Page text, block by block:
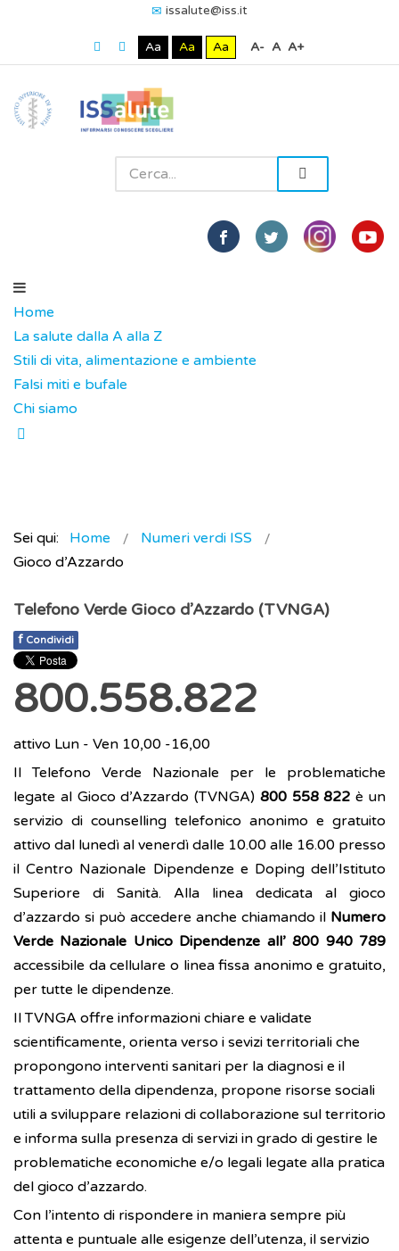
issalute@iss.it
Aa Aa Aa A- A A+
Home
La salute dalla A alla Z
Stili di vita, alimentazione e ambiente
Falsi miti e bufale
Chi siamo
Sei qui: Home
Numeri verdi ISS
Gioco d’Azzardo
Telefono Verde Gioco d’Azzardo (TVNGA)
f Condividi
800.558.822
attivo Lun - Ven 10,00 -16,00
Il Telefono Verde Nazionale per le problematiche
legate al Gioco d’Azzardo (TVNGA) 800 558 822 è un
servizio di counselling telefonico anonimo e gratuito
attivo dal lunedì al venerdì dalle 10.00 alle 16.00 presso
il Centro Nazionale Dipendenze e Doping dell’Istituto
Superiore di Sanità. Alla linea dedicata al gioco
d’azzardo si può accedere anche chiamando il Numero
Verde Nazionale Unico Dipendenze all’ 800 940 789
accessibile da cellulare o linea fissa anonimo e gratuito,
per tutte le dipendenze.
Il TVNGA offre informazioni chiare e validate
scientificamente, orienta verso i sevizi territoriali che
propongono interventi sanitari per la diagnosi e il
trattamento della dipendenza, propone risorse sociali
utili a sviluppare relazioni di collaborazione sul territorio
e informa sulla presenza di servizi in grado di gestire le
problematiche economiche e/o legali legate alla pratica
del gioco d’azzardo.
Con l’intento di rispondere in maniera sempre più
attenta e puntuale alle esigenze dell’utenza, il servizio